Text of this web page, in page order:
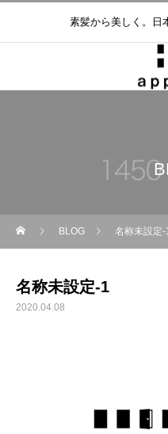
素髪から美しく。日
BLOG 名称未設定-
名称未設定-1
2020.04.08